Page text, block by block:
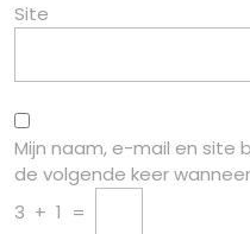
Site
Mijn naam, e-mail en site
de volgende keer
3 + 1 =